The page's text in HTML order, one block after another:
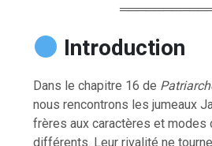
Introduction
Dans le chapitre 16 de
nous rencontrons les jumeaux
frères aux caractères et modes
différents. Leur rivalité ne